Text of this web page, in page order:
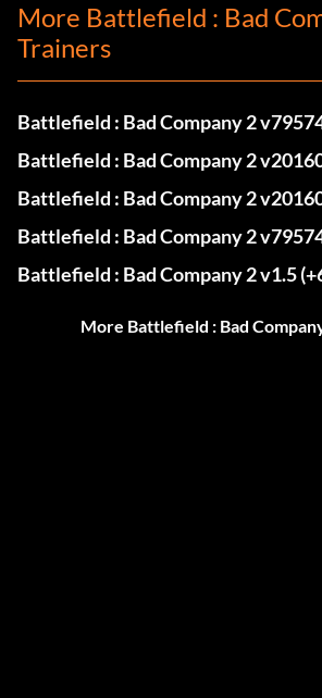
More Battlefield : Bad
Trainers
Battlefield : Bad Company 2
Battlefield : Bad Company 2
Battlefield : Bad Company 2
Battlefield : Bad Company 2
Battlefield : Bad Company 2 v1.5
More Battlefield : Bad